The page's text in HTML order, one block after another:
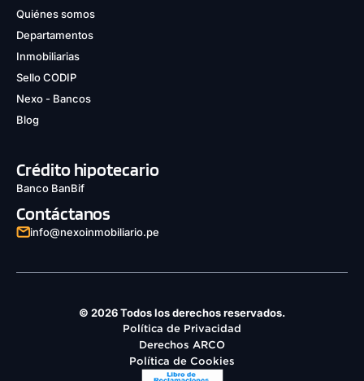
Quiénes somos
Departamentos
Inmobiliarias
Sello CODIP
Nexo - Bancos
Blog
Crédito hipotecario
Banco BanBif
Contáctanos
info@nexoinmobiliario.pe
© 2026 Todos los derechos reservados.
Política de Privacidad
Derechos ARCO
Política de Cookies